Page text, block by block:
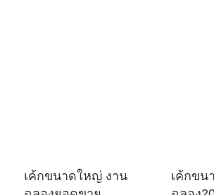
เค้กขนาดใหญ่ งาน
เค้กขน